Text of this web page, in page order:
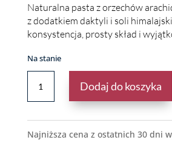
Naturalna pasta z orzechów
z dodatkiem daktyli i soli
konsystencja, prosty skład i
Na stanie
PASTA
Z
ORZECHÓW
ARACHIDOWYCH
Dodaj do koszyka
Najniższa cena z ostatnich 30 dni